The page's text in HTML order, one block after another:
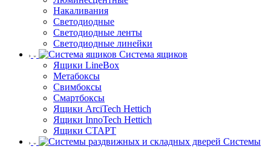
Накаливания
Светодиодные
Светодиодные ленты
Светодиодные линейки
Система ящиков
Ящики LineBox
Метабоксы
Свимбоксы
Смартбоксы
Ящики ArciTech Hettich
Ящики InnoTech Hettich
Ящики СТАРТ
Системы